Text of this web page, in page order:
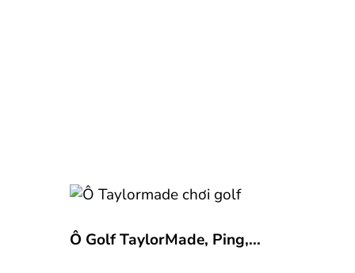
Ô Golf TaylorMade, Ping,...